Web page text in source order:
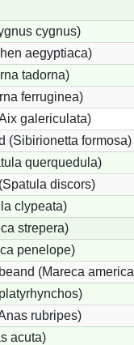
cygnus)
aegyptiaca)
tadorna)
ferruginea)
galericulata)
(Sibirionetta formosa)
querquedula)
discors)
clypeata)
strepera)
penelope)
(Mareca
rubripes)
acuta)